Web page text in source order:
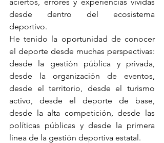
desde dentro del ecosistema
deportivo.
He tenido la oportunidad de conocer
el deporte desde muchas perspectivas:
desde la gestión pública y privada,
desde la organización de eventos,
desde el territorio, desde el turismo
activo, desde el deporte de base,
desde la alta competición, desde las
políticas públicas y desde la primera
línea de la gestión deportiva estatal.